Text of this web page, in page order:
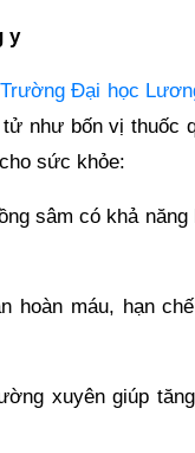
y
Trường Đại học
như bốn vị
sức khỏe:
sâm có khả
hoàn máu, hạn
xuyên giúp